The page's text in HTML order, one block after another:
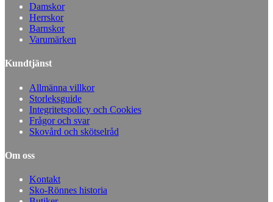
Damskor
Herrskor
Barnskor
Varumärken
Kundtjänst
Allmänna villkor
Storleksguide
Integritetspolicy och Cookies
Frågor och svar
Skovård och skötselråd
Om oss
Kontakt
Sko-Rönnes historia